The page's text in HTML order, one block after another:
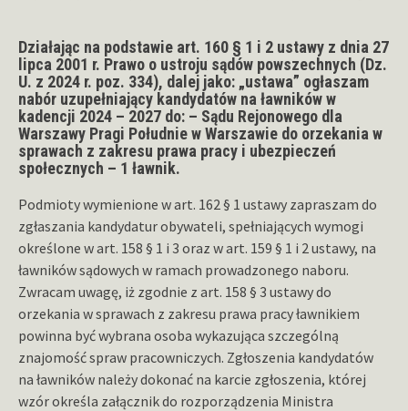
Działając na podstawie art. 160 § 1 i 2 ustawy z dnia 27
lipca 2001 r. Prawo o ustroju sądów powszechnych (Dz.
U. z 2024 r. poz. 334), dalej jako: „ustawa” ogłaszam
nabór uzupełniający kandydatów na ławników w
kadencji 2024 – 2027 do: – Sądu Rejonowego dla
Warszawy Pragi Południe w Warszawie do orzekania w
sprawach z zakresu prawa pracy i ubezpieczeń
społecznych – 1 ławnik.
Podmioty wymienione w art. 162 § 1 ustawy zapraszam do
zgłaszania kandydatur obywateli, spełniających wymogi
określone w art. 158 § 1 i 3 oraz w art. 159 § 1 i 2 ustawy, na
ławników sądowych w ramach prowadzonego naboru.
Zwracam uwagę, iż zgodnie z art. 158 § 3 ustawy do
orzekania w sprawach z zakresu prawa pracy ławnikiem
powinna być wybrana osoba wykazująca szczególną
znajomość spraw pracowniczych. Zgłoszenia kandydatów
na ławników należy dokonać na karcie zgłoszenia, której
wzór określa załącznik do rozporządzenia Ministra